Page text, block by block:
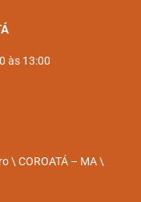
às 13:00
\ COROATÁ – MA \